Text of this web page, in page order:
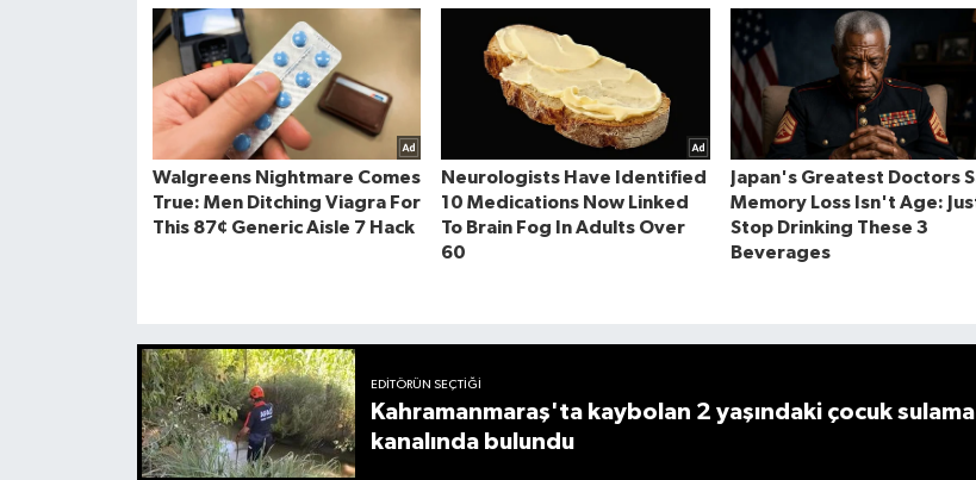
EDITÖRÜN SEÇTIĞI
Kahramanmaraş'ta kaybolan 2 yaşındaki çocuk sulama
kanalında bulundu